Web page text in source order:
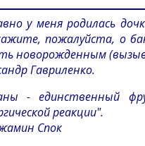
у меня родилась
пожалуйста, о
новорожденным
Гавриленко.
- единственный
реакции".
Спок